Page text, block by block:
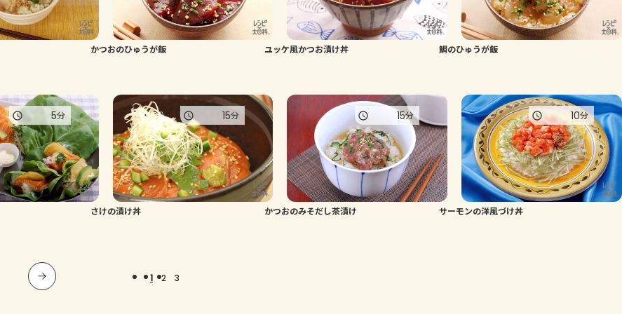
かつおのひゅうが飯 ユッケ風かつお漬け丼 鯛のひゅうが飯
5分
さけの漬け丼
15分
かつおのみそだし茶漬け
15分
サーモンの洋風づけ丼
10分
1 2 3